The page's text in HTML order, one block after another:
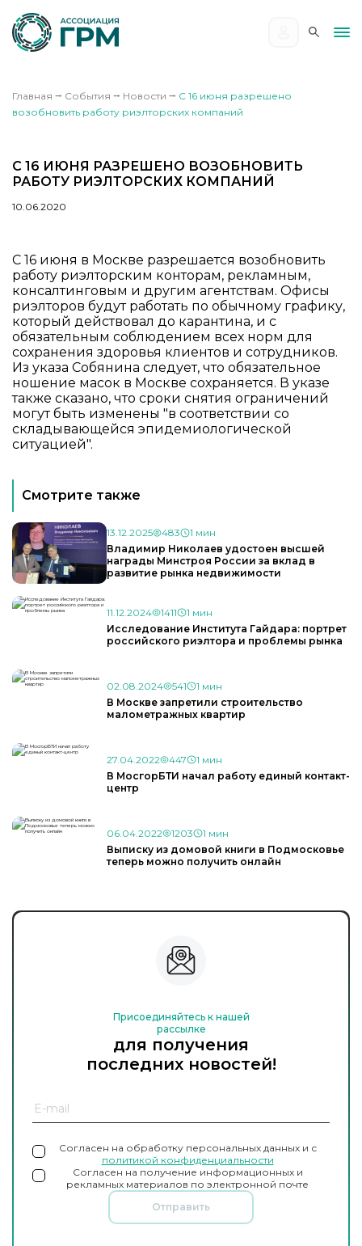
Главная ⭢ События ⭢ Новости ⭢ С 16 июня разрешено
возобновить работу риэлторских компаний
С 16 ИЮНЯ РАЗРЕШЕНО ВОЗОБНОВИТЬ
РАБОТУ РИЭЛТОРСКИХ КОМПАНИЙ
10.06.2020
С 16 июня в Москве разрешается возобновить
работу риэлторским конторам, рекламным,
консалтинговым и другим агентствам. Офисы
риэлторов будут работать по обычному графику,
который действовал до карантина, и с
обязательным соблюдением всех норм для
сохранения здоровья клиентов и сотрудников.
Из указа Собянина следует, что обязательное
ношение масок в Москве сохраняется. В указе
также сказано, что сроки снятия ограничений
могут быть изменены "в соответствии со
складывающейся эпидемиологической
ситуацией".
Смотрите также
13.12.2025 483
1 мин
Владимир Николаев удостоен высшей
награды Минстроя России за вклад в
развитие рынка недвижимости
11.12.2024 1411
1 мин
Исследование Института Гайдара: портрет
российского риэлтора и проблемы рынка
02.08.2024 541
1 мин
В Москве запретили строительство
малометражных квартир
27.04.2022 447
1 мин
В МосгорБТИ начал работу единый контакт-
центр
06.04.2022 1203
1 мин
Выписку из домовой книги в Подмосковье
теперь можно получить онлайн
Присоединяйтесь к нашей
рассылке
для получения
последних новостей!
Согласен на обработку персональных данных и с
политикой конфиденциальности
Согласен на получение информационных и
рекламных материалов по электронной почте
Отправить